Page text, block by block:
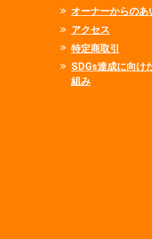
オーナーからのあ
アクセス
特定商取引
SDGs達成に向け
組み